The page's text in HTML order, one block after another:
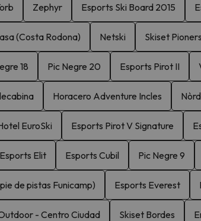
Zephyr Esports Ski Board 2015
(Costa Rodona) Netski Skiset Pioners
18 Pic Negre 20 Esports Pirot II
Horacero Adventure Incles
EuroSki Esports Pirot V Signature
Esports Elit Esports Cubil Pic Negre 9
de pistas Funicamp) Esports Everest
- Centro Ciudad Skiset Bordes